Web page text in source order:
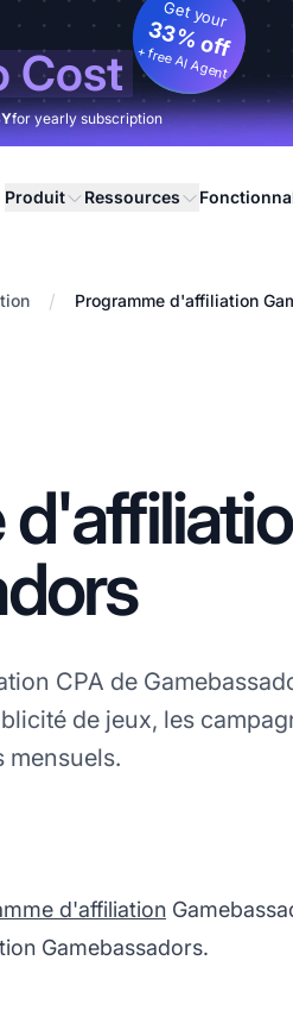
Cost
Get your
33% off
+ free AI Agent
for yearly subscription
Produit Ressources
/ Programme d'affiliation
CPA de
de jeux, les
mensuels.
d'affiliation
Gamebassadors.